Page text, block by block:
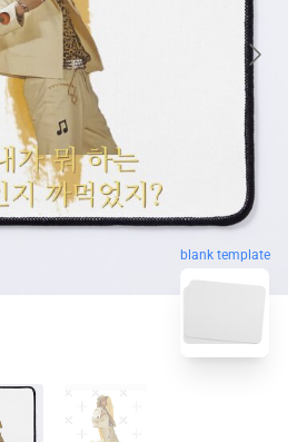
blank template